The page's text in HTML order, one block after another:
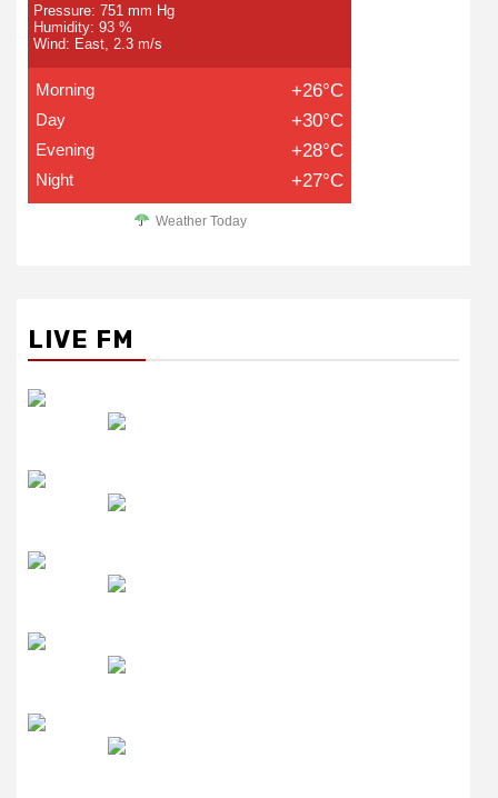
Pressure: 751 mm Hg
Humidity: 93 %
Wind: East, 2.3 m/s
Morning +26°C
Day +30°C
Evening +28°C
Night +27°C
Weather Today
LIVE FM